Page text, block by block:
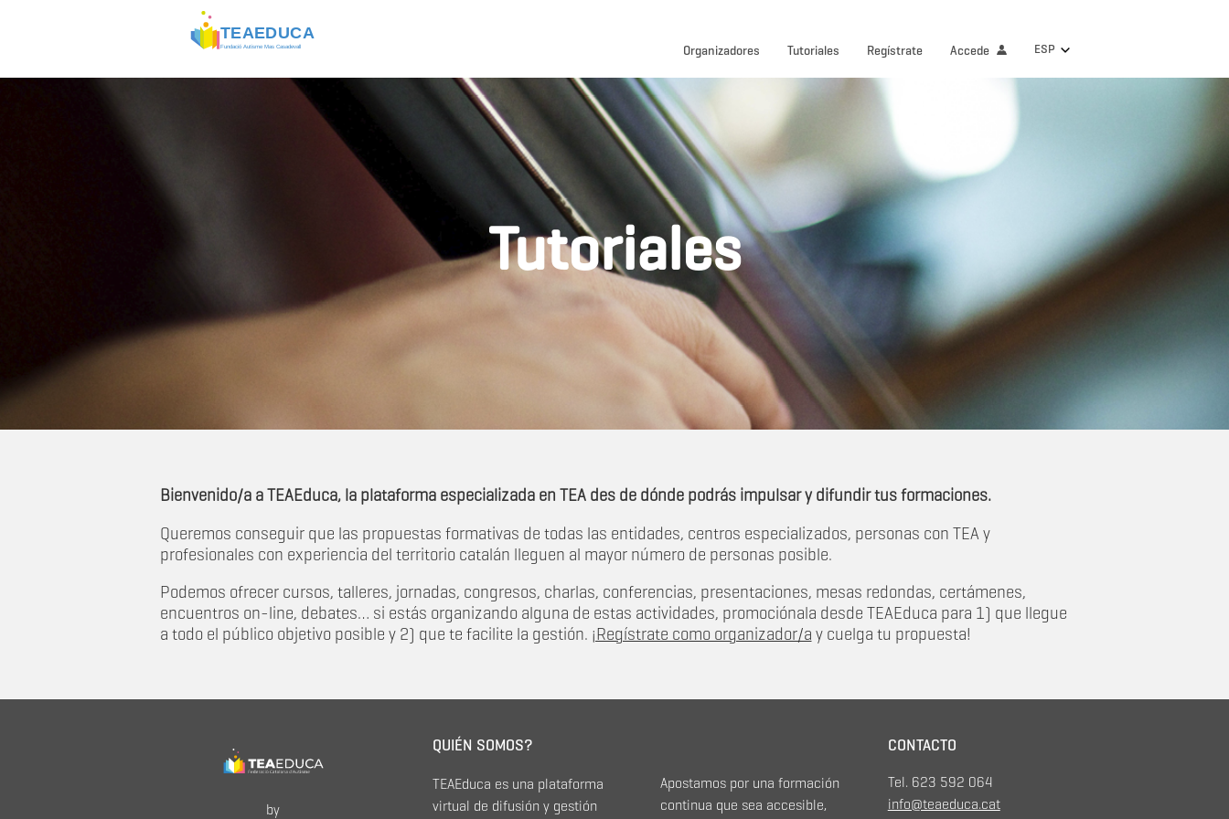
ESP
Organizadores Tutoriales Regístrate Accede
Tutoriales
Bienvenido/a a TEAEduca, la plataforma especializada en TEA des de dónde podrás impulsar y difundir tus formaciones.
Queremos conseguir que las propuestas formativas de todas las entidades, centros especializados, personas con TEA y
profesionales con experiencia del territorio catalán lleguen al mayor número de personas posible.
Podemos ofrecer cursos, talleres, jornadas, congresos, charlas, conferencias, presentaciones, mesas redondas, certámenes,
encuentros on-line, debates… si estás organizando alguna de estas actividades, promociónala desde TEAEduca para 1) que llegue
a todo el público objetivo posible y 2) que te facilite la gestión. ¡Regístrate como organizador/a y cuelga tu propuesta!
by
QUIÉN SOMOS?
TEAEduca es una plataforma
virtual de difusión y gestión
Apostamos por una formación
continua que sea accesible,
CONTACTO
Tel. 623 592 064
info@teaeduca.cat